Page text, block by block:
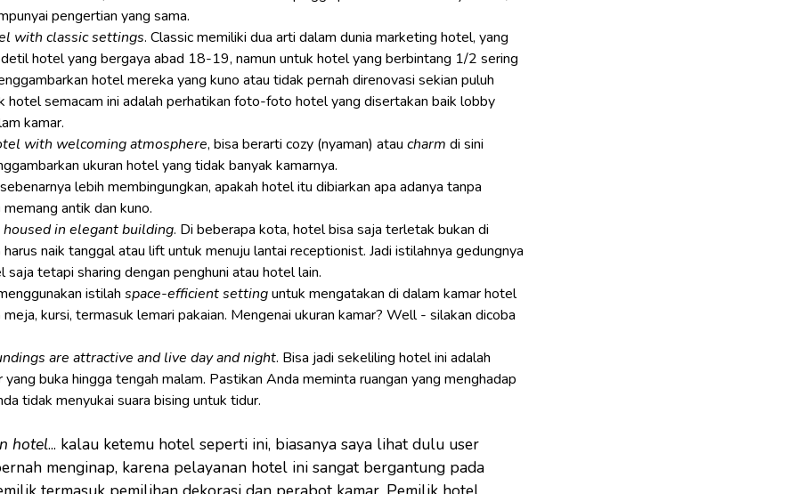
pengertian yang sama.
with classic settings. Classic memiliki dua arti dalam dunia marketing hotel, yang
hotel yang bergaya abad 18-19, namun untuk hotel yang berbintang 1/2 sering
hotel mereka yang kuno atau tidak pernah direnovasi sekian puluh
hotel semacam ini adalah perhatikan foto-foto hotel yang disertakan baik lobby
kamar.
with welcoming atmosphere, bisa berarti cozy (nyaman) atau charm di sini
ukuran hotel yang tidak banyak kamarnya.
lebih membingungkan, apakah hotel itu dibiarkan apa adanya tanpa
antik dan kuno.
in elegant building. Di beberapa kota, hotel bisa saja terletak bukan di
naik tanggal atau lift untuk menuju lantai receptionist. Jadi istilahnya gedungnya
saja tetapi sharing dengan penghuni atau hotel lain.
istilah space-efficient settinguntuk mengatakan di dalam kamar hotel
kursi, termasuk lemari pakaian. Mengenai ukuran kamar? Well - silakan dicoba
are attractive and live day and night. Bisa jadi sekeliling hotel ini adalah
buka hingga tengah malam. Pastikan Anda meminta ruangan yang menghadap
tidak menyukai suara bising untuk tidur.
hotel... kalau ketemu hotel seperti ini, biasanya saya lihat dulu user
menginap, karena pelayanan hotel ini sangat bergantung pada